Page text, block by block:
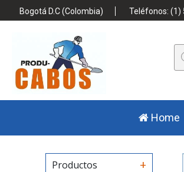
Bogotá D.C (Colombia) Teléfonos: (1)
Home
Productos